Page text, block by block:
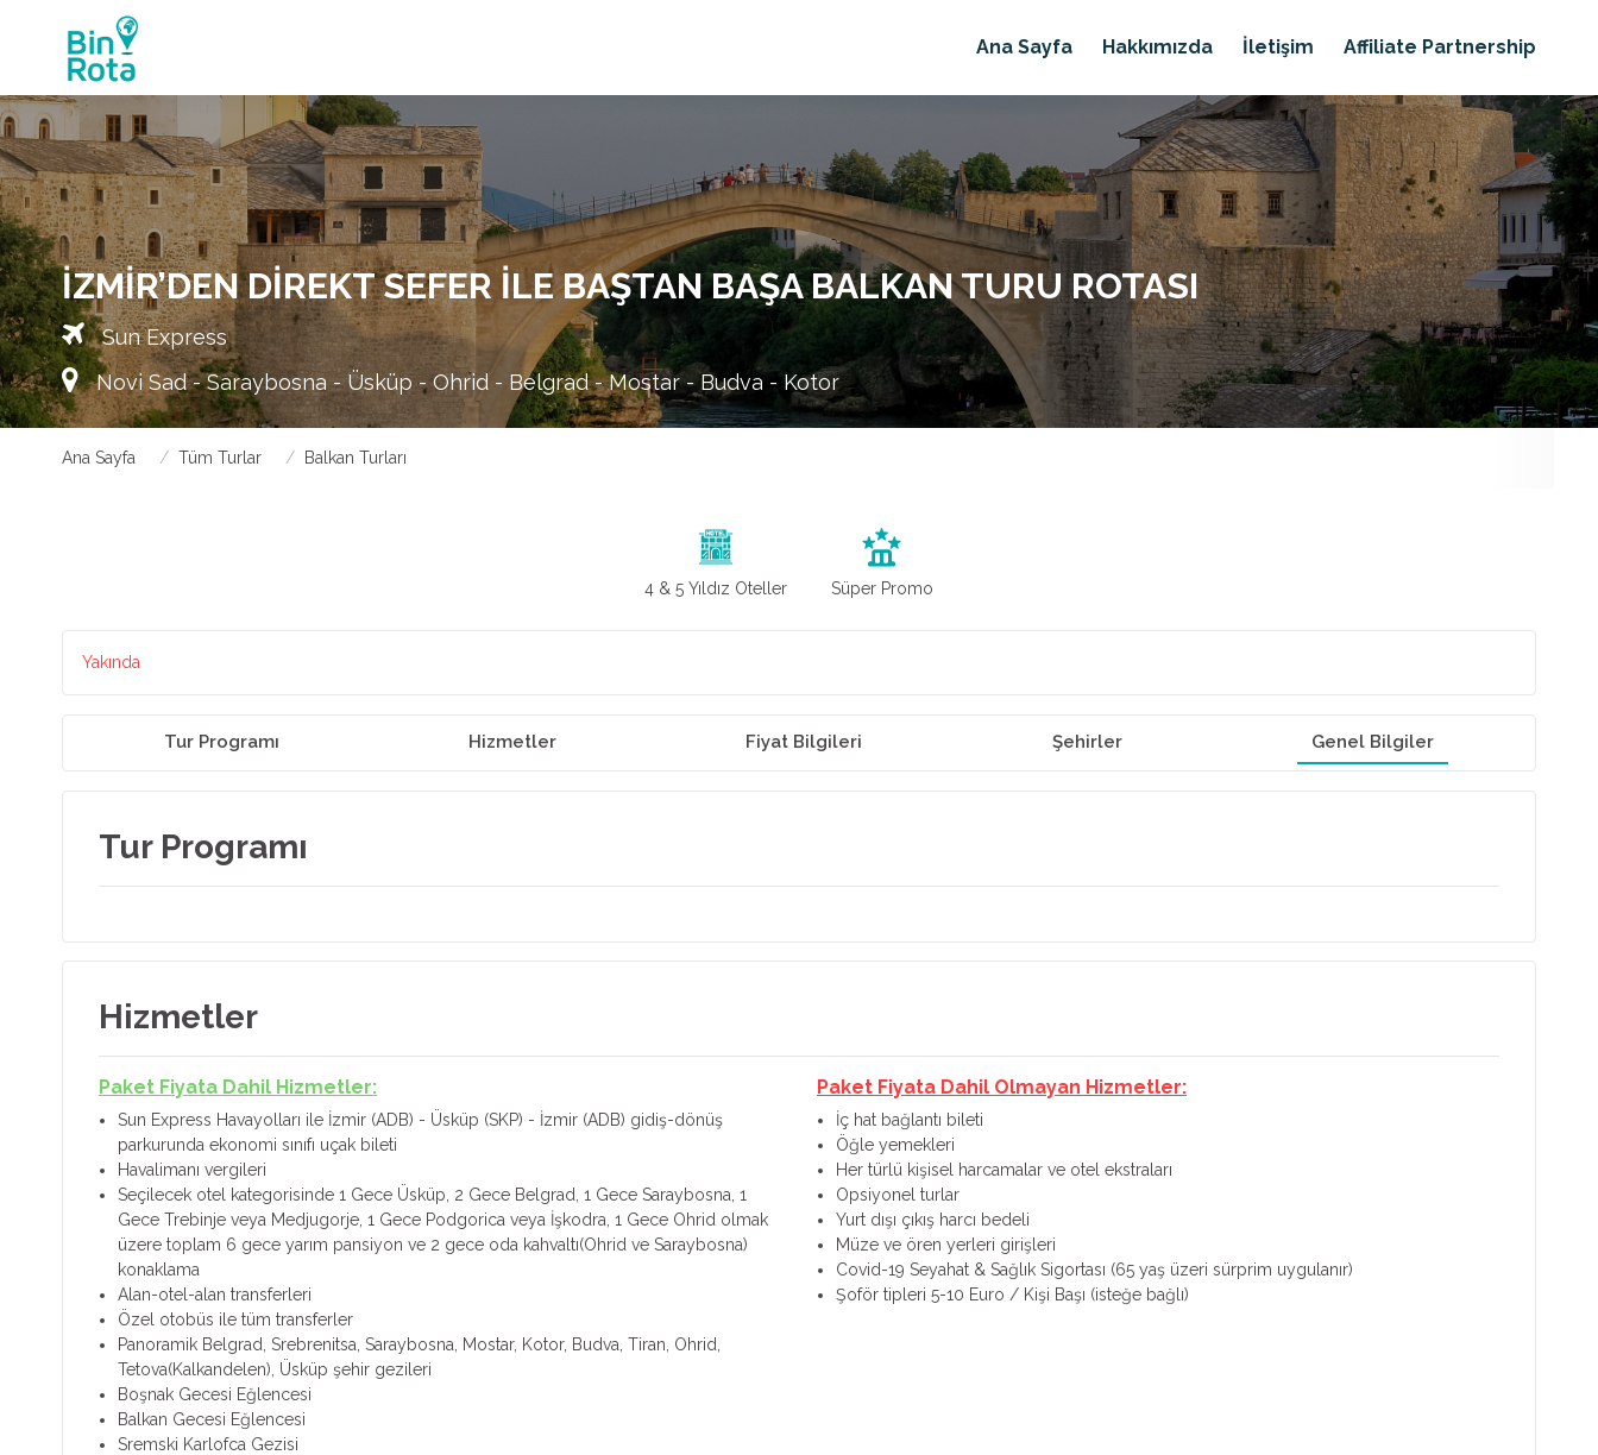
Ana Sayfa Hakkımızda İletişim Affiliate Partnership
İZMIR’DEN DIREKT SEFER İLE BAŞTAN BAŞA BALKAN TURU ROTASI
Sun Express
Novi Sad - Saraybosna - Üsküp - Ohrid - Belgrad - Mostar - Budva - Kotor
Ana Sayfa Tüm Turlar Balkan Turları
4 & 5 Yıldız Oteller Süper Promo
Yakında
Tur Programı Hizmetler Fiyat Bilgileri Şehirler Genel Bilgiler
Tur Programı
Hizmetler
Paket Fiyata Dahil Hizmetler:
Sun Express Havayolları ile İzmir (ADB) - Üsküp (SKP) - İzmir (ADB) gidiş-dönüş
parkurunda ekonomi sınıfı uçak bileti
Havalimanı vergileri
Seçilecek otel kategorisinde 1 Gece Üsküp, 2 Gece Belgrad, 1 Gece Saraybosna, 1
Gece Trebinje veya Medjugorje, 1 Gece Podgorica veya İşkodra, 1 Gece Ohrid olmak
üzere toplam 6 gece yarım pansiyon ve 2 gece oda kahvaltı(Ohrid ve Saraybosna)
konaklama
Alan-otel-alan transferleri
Özel otobüs ile tüm transferler
Panoramik Belgrad, Srebrenitsa, Saraybosna, Mostar, Kotor, Budva, Tiran, Ohrid,
Tetova(Kalkandelen), Üsküp şehir gezileri
Boşnak Gecesi Eğlencesi
Balkan Gecesi Eğlencesi
Sremski Karlofca Gezisi
Paket Fiyata Dahil Olmayan Hizmetler:
İç hat bağlantı bileti
Öğle yemekleri
Her türlü kişisel harcamalar ve otel ekstraları
Opsiyonel turlar
Yurt dışı çıkış harcı bedeli
Müze ve ören yerleri girişleri
Covid-19 Seyahat & Sağlık Sigortası (65 yaş üzeri sürprim uygulanır)
Şoför tipleri 5-10 Euro / Kişi Başı (isteğe bağlı)